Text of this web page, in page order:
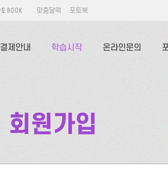
맞춤달력 포토북
결제안내 학습시작 온라인문의
회원가입